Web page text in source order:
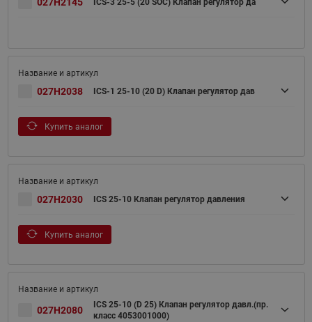
027H2145 ICS-3 25-5 (20 SOC) Клапан регулятор да
027H2038 ICS-1 25-10 (20 D) Клапан регулятор дав
Купить аналог
027H2030 ICS 25-10 Клапан регулятор давления
Купить аналог
027H2080
ICS 25-10 (D 25) Клапан регулятор давл.(пр.
класс 4053001000)